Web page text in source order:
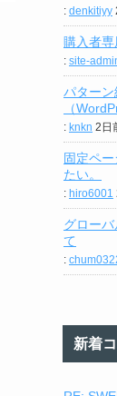
: denkitiyy
購入者
: site-
パター
（
: knkn 2日
固定ペ
たい。
: hiro6001
グロー
て
:
新着